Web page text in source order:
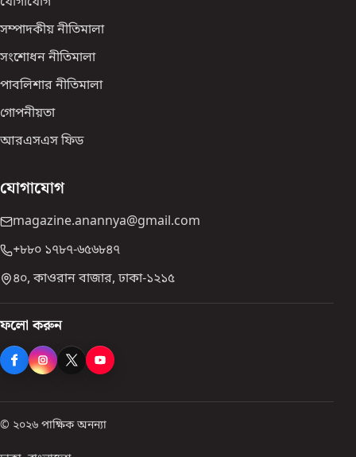
সম্পাদকীয় নীতিমালা
সংশোধন নীতিমালা
পাবলিশার নীতিমালা
গোপনীয়তা
আরএসএস ফিড
যোগাযোগ
magazine.anannya@gmail.com
+৮৮০ ১৭৮৭-৬৫৬৮৪৭
৪০, কাওরান বাজার, ঢাকা-১২১৫
ফলো করুন
© ২০২৬ পাক্ষিক অনন্যা